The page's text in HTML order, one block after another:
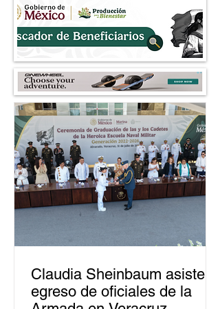
Claudia Sheinbaum asiste a
egreso de oficiales de la